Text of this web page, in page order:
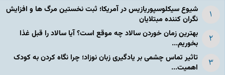
شیوع سیکلوسپوریازیس در آمریکا؛ ثبت نخستین مرگ ها و افزایش
نگران کننده مبتلایان
بهترین زمان خوردن سالاد چه موقع است؟ آیا سالاد را قبل غذا
بخوریم...
تاثیر تماس چشمی بر یادگیری زبان نوزاد؛ چرا نگاه کردن به کودک
اهمیت...